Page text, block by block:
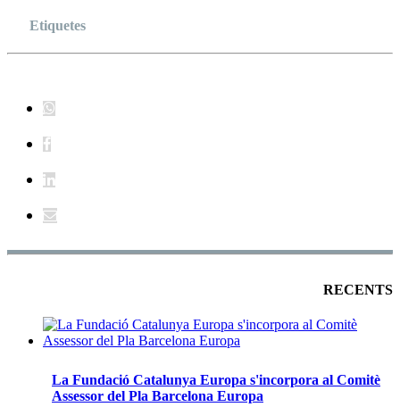
Etiquetes
RECENTS
La Fundació Catalunya Europa s'incorpora al Comitè
Assessor del Pla Barcelona Europa